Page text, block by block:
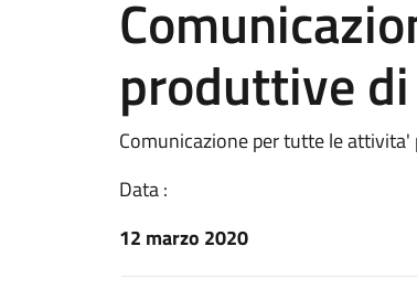
produttive
Comunicazione per tutte le
Data :
12 marzo 2020